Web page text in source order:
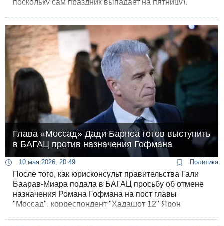
поскольку сам праздник выпадает на пятницу),
статистический портрет столицы.
Глава «Моссад» Дади Барнеа готов выступить
в БАГАЦ против назначения Гофмана
10 мая 2026, 20:49 Политика
После того, как юрисконсульт правительства Гали
Баарав-Миара подала в БАГАЦ просьбу об отмене
назначения Романа Гофмана на пост главы
"Моссад", корреспондент "Хадашот 12" Ярон